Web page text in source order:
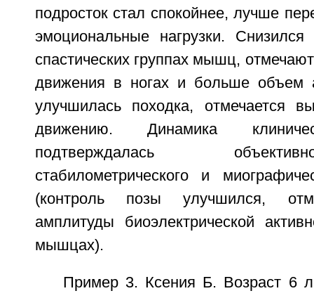
подросток стал спокойнее, лучше
эмоциональные нагрузки.
спастических группах мышц,
движения в ногах и больше объем
улучшилась походка, отмечается
движению. Динамика
подтверждалась
стабилометрического и
(контроль позы улучшился,
амплитуды биоэлектрической
мышцах).
Пример 3. Ксения Б. Возраст 6